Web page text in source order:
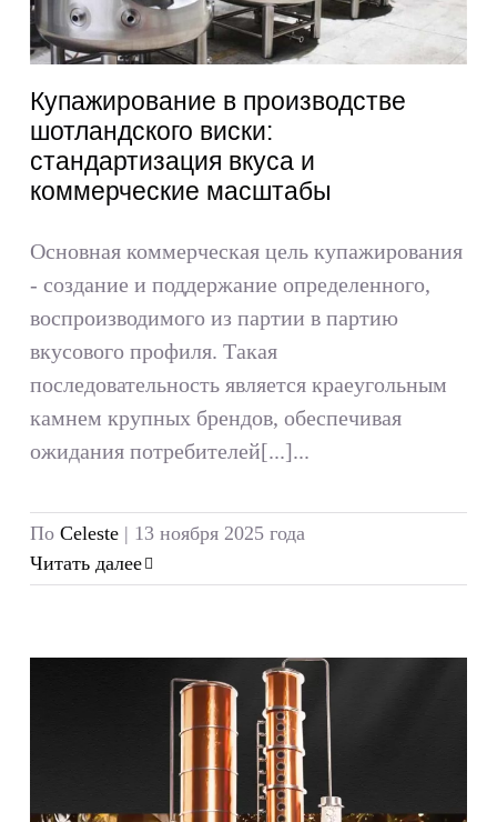
Купажирование в производстве
шотландского виски:
стандартизация вкуса и
коммерческие масштабы
Основная коммерческая цель купажирования
- создание и поддержание определенного,
воспроизводимого из партии в партию
вкусового профиля. Такая
последовательность является краеугольным
камнем крупных брендов, обеспечивая
ожидания потребителей[...]...
ПоCeleste | 13 ноября 2025 года
Читать далее